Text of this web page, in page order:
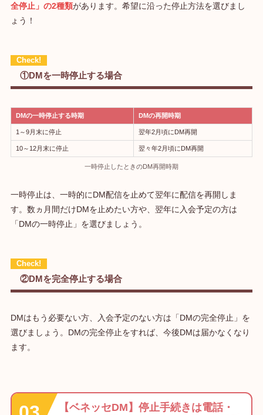
全停止」の2種類があります。希望に沿った停止方法を選びまし
ょう！
①DMを一時停止する場合
DMの一時停止する時期 DMの再開時期
1～9月末に停止 翌年2月頃にDM再開
10～12月末に停止 翌々年2月頃にDM再開
一時停止したときのDM再開時期
一時停止は、一時的にDM配信を止めて翌年に配信を再開しま
す。数ヵ月間だけDMを止めたい方や、翌年に入会予定の方は
「DMの一時停止」を選びましょう。
②DMを完全停止する場合
DMはもう必要ない方、入会予定のない方は「DMの完全停止」を
選びましょう。DMの完全停止をすれば、今後DMは届かなくなり
ます。
【ベネッセDM】停止手続きは電話・